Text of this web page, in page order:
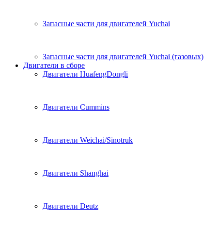
Запасные части для двигателей Yuchai
Запасные части для двигателей Yuchai (газовых)
Двигатели в сборе
Двигатели HuafengDongli
Двигатели Cummins
Двигатели Weichai/Sinotruk
Двигатели Shanghai
Двигатели Deutz